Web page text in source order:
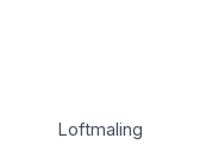
Loftmaling